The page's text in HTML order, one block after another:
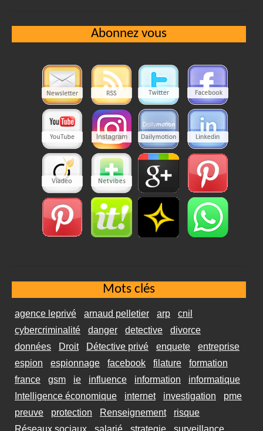
Abonnez vous
Mots clés
agence leprivé arnaud pelletier arp
cnil
cybercriminalité
danger detective
divorce
données
Droit Détective privé enquete
entreprise
espion
espionnage facebook filature
formation
france
gsm ie influence information
informatique
Intelligence économique
internet investigation
pme
preuve
protection Renseignement
risque